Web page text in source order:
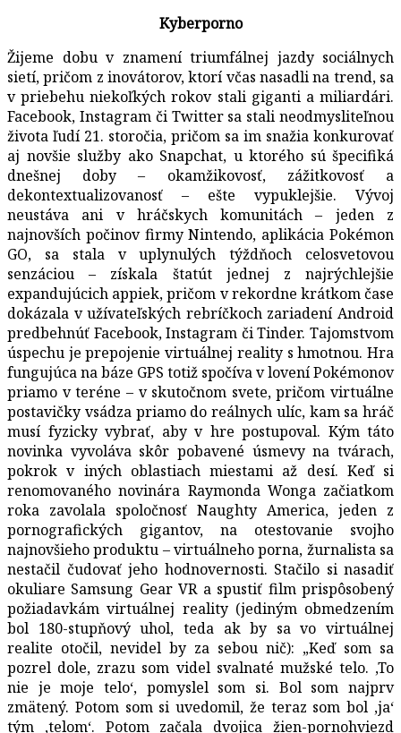
Kyberporno
Žijeme dobu v znamení triumfálnej jazdy sociálnych
sietí, pričom z inovátorov, ktorí včas nasadli na trend, sa
v priebehu niekoľkých rokov stali giganti a miliardári.
Facebook, Instagram či Twitter sa stali neodmysliteľnou
života ľudí 21. storočia, pričom sa im snažia konkurovať
aj novšie služby ako Snapchat, u ktorého sú špecifiká
dnešnej doby – okamžikovosť, zážitkovosť a
dekontextualizovanosť – ešte vypuklejšie. Vývoj
neustáva ani v hráčskych komunitách – jeden z
najnovších počinov firmy Nintendo, aplikácia Pokémon
GO, sa stala v uplynulých týždňoch celosvetovou
senzáciou – získala štatút jednej z najrýchlejšie
expandujúcich appiek, pričom v rekordne krátkom čase
dokázala v užívateľských rebríčkoch zariadení Android
predbehnúť Facebook, Instagram či Tinder. Tajomstvom
úspechu je prepojenie virtuálnej reality s hmotnou. Hra
fungujúca na báze GPS totiž spočíva v lovení Pokémonov
priamo v teréne – v skutočnom svete, pričom virtuálne
postavičky vsádza priamo do reálnych ulíc, kam sa hráč
musí fyzicky vybrať, aby v hre postupoval. Kým táto
novinka vyvoláva skôr pobavené úsmevy na tvárach,
pokrok v iných oblastiach miestami až desí. Keď si
renomovaného novinára Raymonda Wonga začiatkom
roka zavolala spoločnosť Naughty America, jeden z
pornografických gigantov, na otestovanie svojho
najnovšieho produktu – virtuálneho porna, žurnalista sa
nestačil čudovať jeho hodnovernosti. Stačilo si nasadiť
okuliare Samsung Gear VR a spustiť film prispôsobený
požiadavkám virtuálnej reality (jediným obmedzením
bol 180-stupňový uhol, teda ak by sa vo virtuálnej
realite otočil, nevidel by za sebou nič): „Keď som sa
pozrel dole, zrazu som videl svalnaté mužské telo. ‚To
nie je moje telo‘, pomyslel som si. Bol som najprv
zmätený. Potom som si uvedomil, že teraz som bol ‚ja‘
tým ‚telom‘. Potom začala dvojica žien-pornohviezd